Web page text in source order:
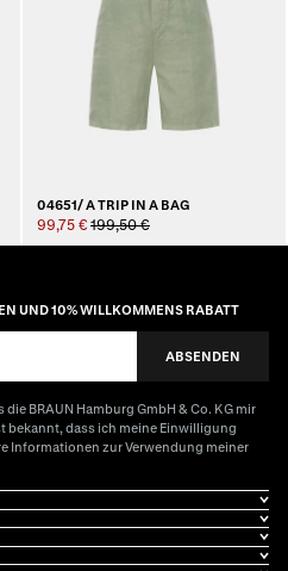
04651/ A TRIP IN A BAG
99,75 € 199,50 €
UND 10% WILLKOMMENS RABATT
ABSENDEN
BRAUN Hamburg GmbH & Co. KG mir
bekannt, dass ich meine Einwilligung
Informationen zur Verwendung meiner